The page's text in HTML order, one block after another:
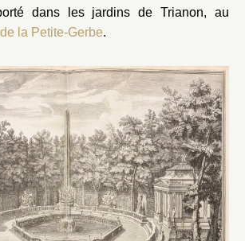
dans les jardins de Trianon, au
la Petite-Gerbe.